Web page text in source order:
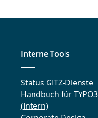
Interne Tools
Status GITZ-Dienste
Handbuch für TYPO3
(Intern)